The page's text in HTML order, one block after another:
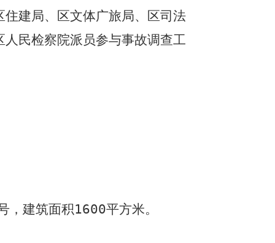
建局、 区文体广旅局、 区司法
民检察院派员参与事故调查工
，建筑面积1600平方米。